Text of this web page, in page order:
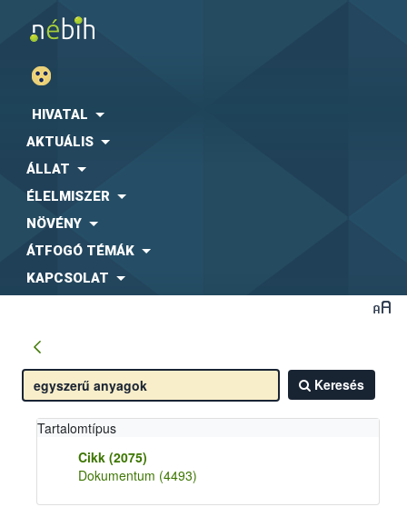
HIVATAL
AKTUÁLIS
ÁLLAT
ÉLELMISZER
NÖVÉNY
ÁTFOGÓ TÉMÁK
KAPCSOLAT
Keresés
Tartalomtípus
Cikk (2075)
Dokumentum (4493)